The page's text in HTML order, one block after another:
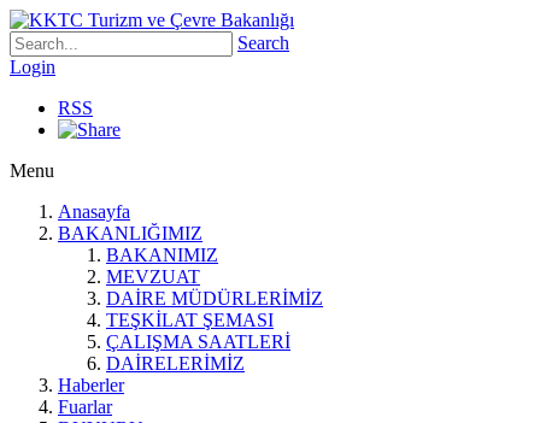
Search
Login
RSS
Menu
Anasayfa
BAKANLIĞIMIZ
BAKANIMIZ
MEVZUAT
DAİRE MÜDÜRLERİMİZ
TEŞKİLAT ŞEMASI
ÇALIŞMA SAATLERİ
DAİRELERİMİZ
Haberler
Fuarlar